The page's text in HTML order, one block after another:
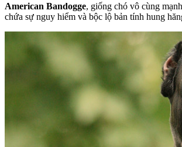
American Bandogge, giống chó vô cùng
chứa sự nguy hiểm và bộc lộ bản tính hung